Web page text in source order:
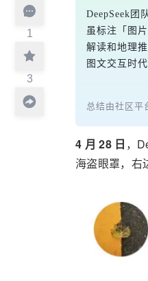
1
3
DeepSeek团
虽标注「图
解读和地理
图文交互时
总结由社区平
4 月 28 日 ，
海盗眼罩，右